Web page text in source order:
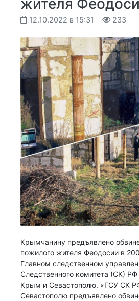
жителя
12.10.2022 в 15:31 233
Крымчанину предъявлено
пожилого жителя Феодосии в
Главном следственном
Следственного комитета (СК)
Крым и Севастополю. «ГСУ СК
Севастополю предъявлено